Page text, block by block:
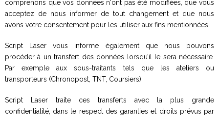
comprenons que vos données n'ont pas été modifiées, que vous
acceptez de nous informer de tout changement et que nous
avons votre consentement pour les utiliser aux fins mentionnées.
Script Laser vous informe également que nous pouvons
procéder à un transfert des données lorsqu’il le sera nécessaire.
Par exemple aux sous-traitants tels que les ateliers ou
transporteurs (Chronopost, TNT, Coursiers).
Script Laser traite ces transferts avec la plus grande
confidentialité, dans le respect des garanties et droits prévus par